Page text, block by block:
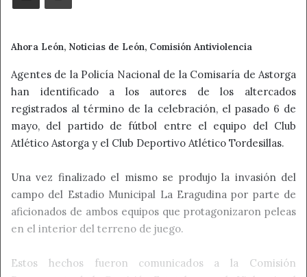
Ahora León, Noticias de León, Comisión Antiviolencia
Agentes de la Policía Nacional de la Comisaría de Astorga
han identificado a los autores de los altercados
registrados al término de la celebración, el pasado 6 de
mayo, del partido de fútbol entre el equipo del Club
Atlético Astorga y el Club Deportivo Atlético Tordesillas.
Una vez finalizado el mismo se produjo la invasión del
campo del Estadio Municipal La Eragudina por parte de
aficionados de ambos equipos que protagonizaron peleas
en el interior del terreno de juego.
Estos hechos fueron comunicados a la Comisión